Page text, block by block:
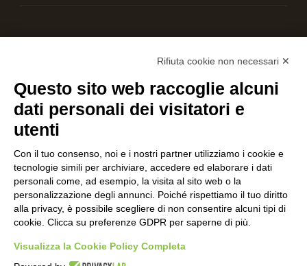
Rifiuta cookie non necessari ✕
Questo sito web raccoglie alcuni
dati personali dei visitatori e
utenti
Con il tuo consenso, noi e i nostri partner utilizziamo i cookie e
tecnologie simili per archiviare, accedere ed elaborare i dati
personali come, ad esempio, la visita al sito web o la
personalizzazione degli annunci. Poiché rispettiamo il tuo diritto
alla privacy, è possibile scegliere di non consentire alcuni tipi di
cookie. Clicca su preferenze GDPR per saperne di più.
Visualizza la Cookie Policy Completa